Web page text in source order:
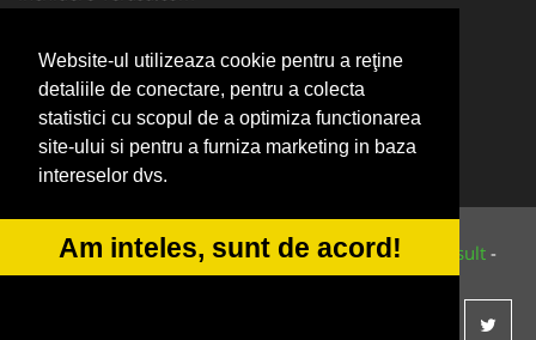
Website-ul utilizeaza cookie pentru a reţine
detaliile de conectare, pentru a colecta
statistici cu scopul de a optimiza functionarea
site-ului si pentru a furniza marketing in baza
intereselor dvs.
Am inteles, sunt de acord!
PlanteDecorative.com
Piscina-Romania.com
Teren-Sintetic.ro
ServiciiAlpinism.ro
© 2014-2026 Powered byVilonMedia&Tokaido Consult -
ANPC SOL